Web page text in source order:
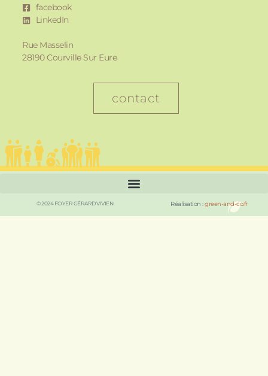
facebook
LinkedIn
Rue Masselin
28190 Courville Sur Eure
contact
© 2024 FOYER GÉRARD VIVIEN Réalisation :green-and-co.fr